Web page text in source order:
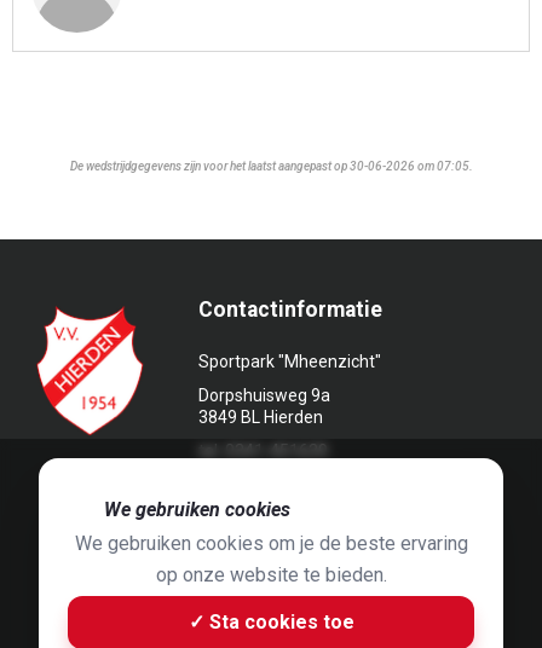
De wedstrijdgegevens zijn voor het laatst aangepast op 30-06-2026 om 07:05.
Contactinformatie
Sportpark "Mheenzicht"
Dorpshuisweg 9a
3849 BL Hierden
Jaap Hop & ontwerpen door
We gebruiken cookies
We gebruiken cookies om je de beste ervaring
op onze website te bieden.
✓ Sta cookies toe